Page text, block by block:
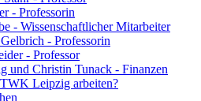
- Professorin
- Wissenschaftlicher Mitarbeiter
- Professorin
- Professor
und Christin Tunack - Finanzen
Leipzig arbeiten?